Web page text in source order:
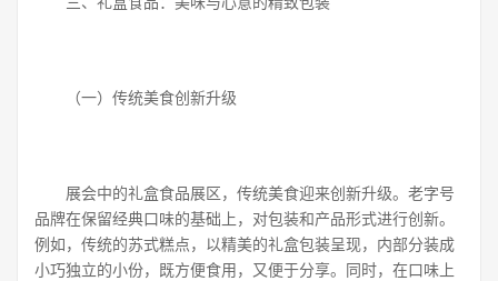
（一）传统美食创新升级
展会中的礼盒食品展区，传统美食迎来创新升级。老字号
品牌在保留经典口味的基础上，对包装和产品形式进行创新。
例如，传统的苏式糕点，以精美的礼盒包装呈现，内部分装成
小巧独立的小份，既方便食用，又便于分享。同时，在口味上